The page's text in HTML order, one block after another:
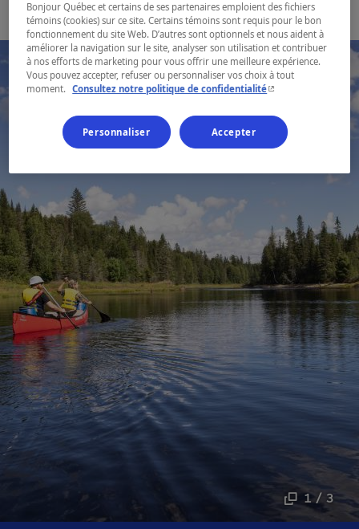
1 / 3
Bonjour Québec et certains de ses partenaires emploient des fichiers
témoins (cookies) sur ce site. Certains témoins sont requis pour le bon
fonctionnement du site Web. D’autres sont optionnels et nous aident à
améliorer la navigation sur le site, analyser son utilisation et contribuer
à nos efforts de marketing pour vous offrir une meilleure expérience.
Vous pouvez accepter, refuser ou personnaliser vos choix à tout
moment. Consultez notre politique de confidentialité- Cet hyperlien
Personnaliser Accepter